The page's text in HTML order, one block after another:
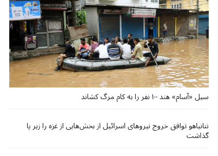
سیل «آسام» هند ۱۰۰ نفر را به کام مرگ کشاند
نتانیاهو توافق خروج نیروهای اسرائیل از بخش‌هایی از غزه را زیر پا
گذاشت